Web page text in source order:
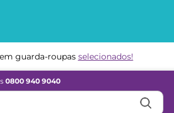
guarda-roupas selecionados!
0800 940 9040